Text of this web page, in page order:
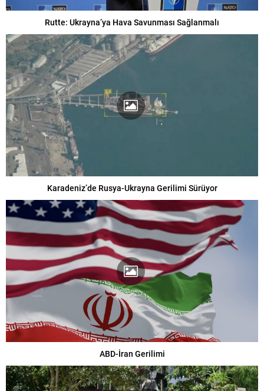
Rutte: Ukrayna’ya Hava Savunması Sağlanmalı
Karadeniz’de Rusya-Ukrayna Gerilimi Sürüyor
ABD-İran Gerilimi